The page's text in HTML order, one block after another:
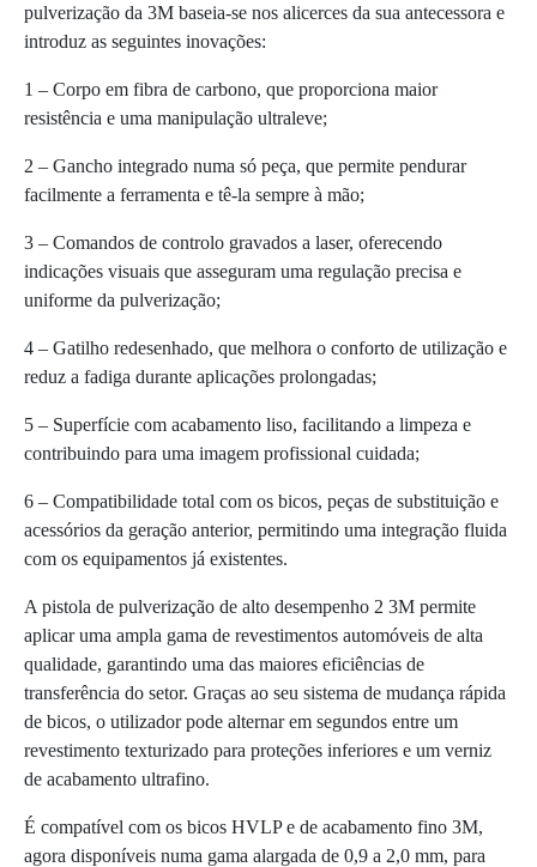
pulverização da 3M baseia-se nos alicerces da sua antecessora e
introduz as seguintes inovações:
1 – Corpo em fibra de carbono, que proporciona maior
resistência e uma manipulação ultraleve;
2 – Gancho integrado numa só peça, que permite pendurar
facilmente a ferramenta e tê-la sempre à mão;
3 – Comandos de controlo gravados a laser, oferecendo
indicações visuais que asseguram uma regulação precisa e
uniforme da pulverização;
4 – Gatilho redesenhado, que melhora o conforto de utilização e
reduz a fadiga durante aplicações prolongadas;
5 – Superfície com acabamento liso, facilitando a limpeza e
contribuindo para uma imagem profissional cuidada;
6 – Compatibilidade total com os bicos, peças de substituição e
acessórios da geração anterior, permitindo uma integração fluida
com os equipamentos já existentes.
A pistola de pulverização de alto desempenho 2 3M permite
aplicar uma ampla gama de revestimentos automóveis de alta
qualidade, garantindo uma das maiores eficiências de
transferência do setor. Graças ao seu sistema de mudança rápida
de bicos, o utilizador pode alternar em segundos entre um
revestimento texturizado para proteções inferiores e um verniz
de acabamento ultrafino.
É compatível com os bicos HVLP e de acabamento fino 3M,
agora disponíveis numa gama alargada de 0,9 a 2,0 mm, para